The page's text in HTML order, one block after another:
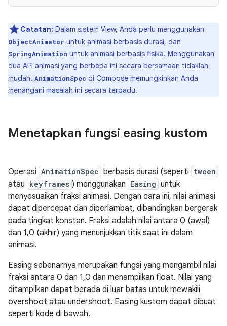
Catatan: Dalam sistem View, Anda perlu menggunakan
ObjectAnimator untuk animasi berbasis durasi, dan
SpringAnimation untuk animasi berbasis fisika. Menggunakan
dua API animasi yang berbeda ini secara bersamaan tidaklah
mudah. AnimationSpec di Compose memungkinkan Anda
menangani masalah ini secara terpadu.
Menetapkan fungsi easing kustom
Operasi AnimationSpec berbasis durasi (seperti tween
atau keyframes ) menggunakan Easing untuk
menyesuaikan fraksi animasi. Dengan cara ini, nilai animasi
dapat dipercepat dan diperlambat, dibandingkan bergerak
pada tingkat konstan. Fraksi adalah nilai antara 0 (awal)
dan 1,0 (akhir) yang menunjukkan titik saat ini dalam
animasi.
Easing sebenarnya merupakan fungsi yang mengambil nilai
fraksi antara 0 dan 1,0 dan menampilkan float. Nilai yang
ditampilkan dapat berada di luar batas untuk mewakili
overshoot atau undershoot. Easing kustom dapat dibuat
seperti kode di bawah.